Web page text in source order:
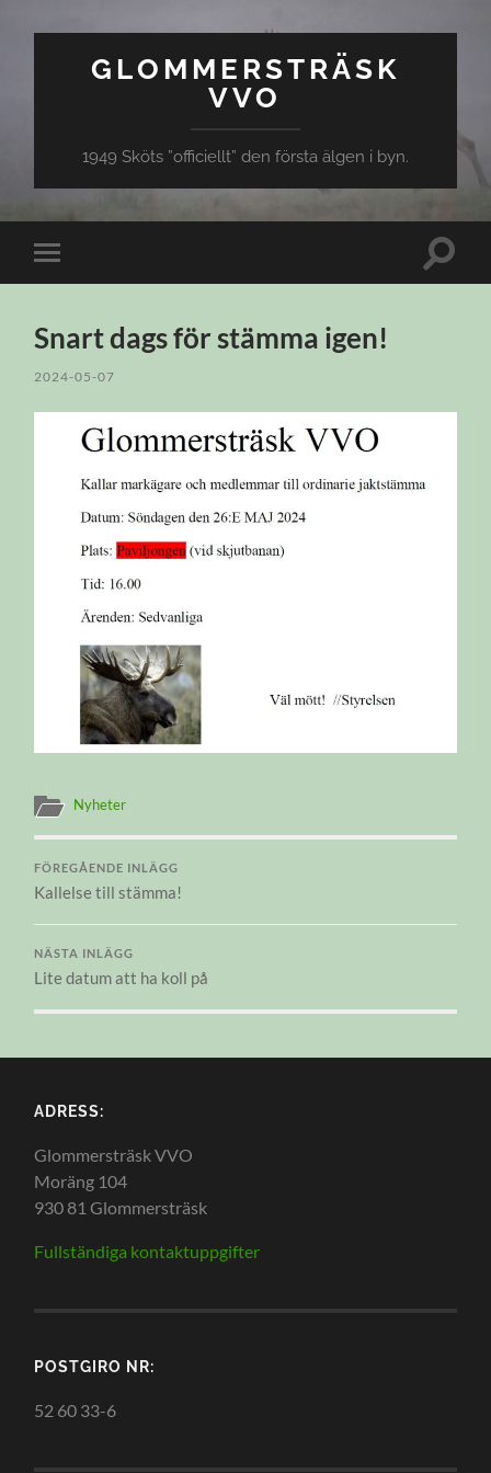
GLOMMERSTRÄSK
VVO
1949 Sköts ”officiellt” den första älgen i byn.
Slå
på/av
Slå
Snart dags för stämma igen!
2024-05-07
Nyheter
FÖREGÅENDE INLÄGG
Kallelse till stämma!
NÄSTA INLÄGG
Lite datum att ha koll på
ADRESS:
Glommersträsk VVO
Moräng 104
930 81 Glommersträsk
Fullständiga kontaktuppgifter
POSTGIRO NR:
52 60 33-6